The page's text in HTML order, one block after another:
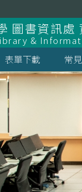
圖書資訊處
&
表單下載 常